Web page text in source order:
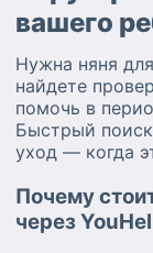
вашего
Нужна няня
найдете
помочь в
Быстрый
уход — когда
Почему
через